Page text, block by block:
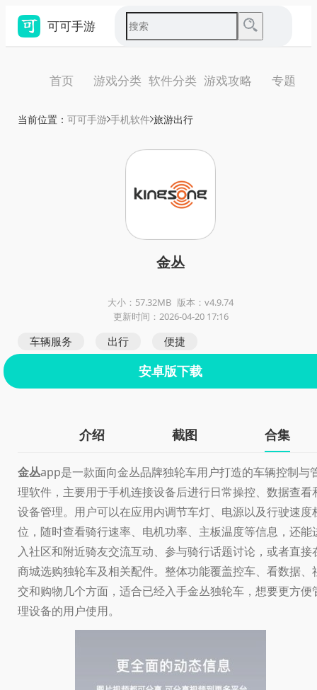
可可手游
首页 游戏分类 软件分类 游戏攻略 专题
当前位置： 可可手游 手机软件 旅游出行
金丛
大小：57.32MB 版本：v4.9.74
更新时间：2026-04-20 17:16
车辆服务 出行 便捷
安卓版下载
介绍 截图 合集
金丛app是一款面向金丛品牌独轮车用户打造的车辆控制与
理软件，主要用于手机连接设备后进行日常操控、数据查看
设备管理。用户可以在应用内调节车灯、电源以及行驶速度
位，随时查看骑行速率、电机功率、主板温度等信息，还能
入社区和附近骑友交流互动、参与骑行话题讨论，或者直接
商城选购独轮车及相关配件。整体功能覆盖控车、看数据、
交和购物几个方面，适合已经入手金丛独轮车，想要更方便
理设备的用户使用。